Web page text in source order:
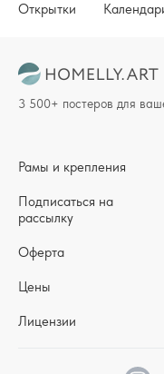
Открытки
Рамы и крепления
Подписаться на
рассылку
Оферта
Цены
Лицензии
3 500+ постеров для